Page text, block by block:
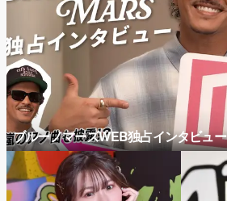
ブルーノマーズWEB独占インタビュー